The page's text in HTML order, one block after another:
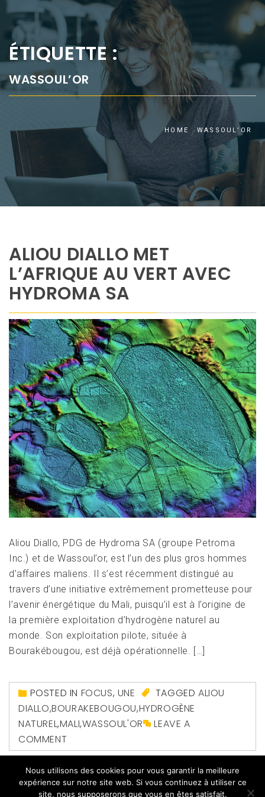
ÉTIQUETTE :
WASSOUL’OR
HOME WASSOUL’OR
ALIOU DIALLO MET
L’AFRIQUE AU VERT AVEC
HYDROMA SA
Aliou Diallo, PDG de Hydroma SA (groupe Petroma
Inc.) et de Wassoul’or, est l’un des plus gros hommes
d’affaires maliens. Il s’est récemment distingué au
travers d’une initiative extrêmement prometteuse pour
l’avenir énergétique du Mali, puisqu’il est à l’origine de
la première exploitation d’hydrogène naturel au
monde. Son exploitation pilote, située à
Bourakébougou, est déjà opérationnelle. […]
POSTED IN FOCUS, UNE TAGGEDALIOU
DIALLO,BOURAKEBOUGOU,HYDROGÈNE
NATUREL,MALI,WASSOUL'OR
LEAVE A
COMMENT
Nous utilisons des cookies pour vous garantir la meilleure
expérience sur notre site web. Si vous continuez à utiliser ce
site, nous supposerons que vous en êtes satisfait.